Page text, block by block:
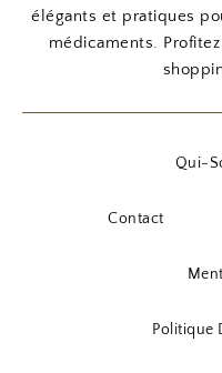
élégants et pratiques
médicaments.
Qui-
Contact
Politique